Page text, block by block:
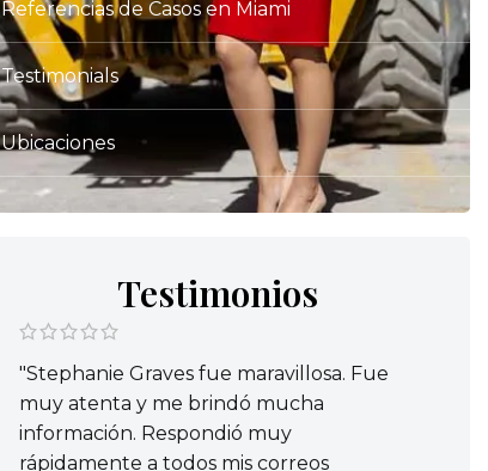
Referencias de Casos en Miami
Testimonials
Ubicaciones
Testimonios
"Stephanie Graves fue maravillosa. Fue
muy atenta y me brindó mucha
información. Respondió muy
rápidamente a todos mis correos